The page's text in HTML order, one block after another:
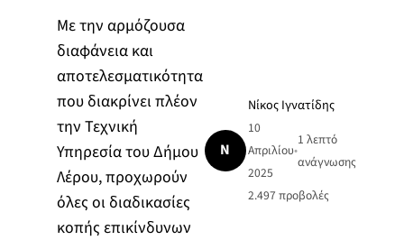
Με την αρμόζουσα
διαφάνεια και
αποτελεσματικότητα
που διακρίνει πλέον
την Τεχνική
Υπηρεσία του Δήμου
Λέρου, προχωρούν
όλες οι διαδικασίες
κοπής επικίνδυνων
Ν
Νίκος Ιγνατίδης
10
Απριλίου
2025
•
1 λεπτό
ανάγνωσης
2.497 προβολές